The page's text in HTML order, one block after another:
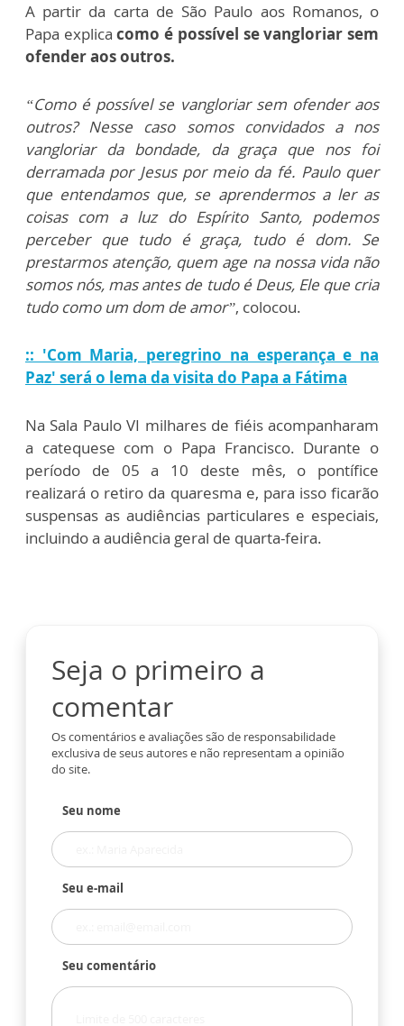
A partir da carta de São Paulo aos Romanos, o
Papa explicacomo é possível se vangloriar sem
ofender aos outros.
“Como é possível se vangloriar sem ofender aos
outros? Nesse caso somos convidados a nos
vangloriar da bondade, da graça que nos foi
derramada por Jesus por meio da fé. Paulo quer
que entendamos que, se aprendermos a ler as
coisas com a luz do Espírito Santo, podemos
perceber que tudo é graça, tudo é dom. Se
prestarmos atenção, quem age na nossa vida não
somos nós, mas antes de tudo é Deus, Ele que cria
tudo como um dom de amor”, colocou.
:: 'Com Maria, peregrino na esperança e na
Paz' será o lema da visita do Papa a Fátima
Na Sala Paulo VI milhares de fiéis acompanharam
a catequese com o Papa Francisco. Durante o
período de 05 a 10 deste mês, o pontífice
realizará o retiro da quaresma e, para isso ficarão
suspensas as audiências particulares e especiais,
incluindo a audiência geral de quarta-feira.
Seja o primeiro a
comentar
Os comentários e avaliações são de responsabilidade
exclusiva de seus autores e não representam a opinião
do site.
Seu nome
Seu e-mail
Seu comentário